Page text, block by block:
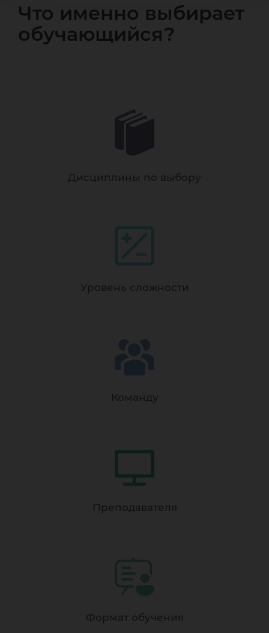
Что именно выбирает
обучающийся?
Дисциплины по выбору
Уровень сложности
Команду
Преподавателя
Формат обучения